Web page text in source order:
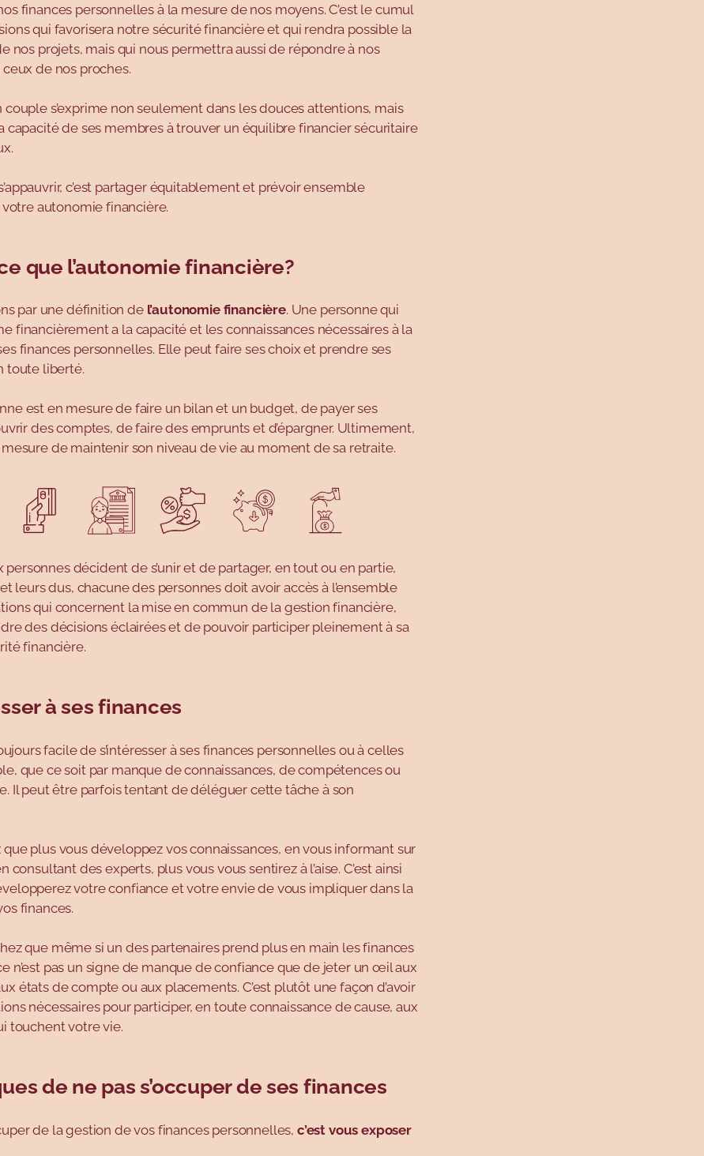
finances personnelles à la mesure de nos moyens. C’est le cumul
qui favorisera notre sécurité financière et qui rendra possible la
nos projets, mais qui nous permettra aussi de répondre à nos
de nos proches.
couple s’exprime non seulement dans les douces attentions, mais
capacité de ses membres à trouver un équilibre financier sécuritaire
c’est partager équitablement et prévoir ensemble
votre autonomie financière.
que l’autonomie financière?
par une définition de l’autonomie financière. Une personne qui
financièrement a la capacité et les connaissances nécessaires à la
finances personnelles. Elle peut faire ses choix et prendre ses
toute liberté.
est en mesure de faire un bilan et un budget, de payer ses
des comptes, de faire des emprunts et d’épargner. Ultimement,
de maintenir son niveau de vie au moment de sa retraite.
personnes décident de s’unir et de partager, en tout ou en partie,
leurs dus, chacune des personnes doit avoir accès à l’ensemble
qui concernent la mise en commun de la gestion financière,
des décisions éclairées et de pouvoir participer pleinement à sa
financière.
à ses finances
facile de s’intéresser à ses finances personnelles ou à celles
que ce soit par manque de connaissances, de compétences ou
Il peut être parfois tentant de déléguer cette tâche à son
que plus vous développez vos connaissances, en vous informant sur
consultant des experts, plus vous vous sentirez à l’aise. C’est ainsi
votre confiance et votre envie de vous impliquer dans la
finances.
que même si un des partenaires prend plus en main les finances
n’est pas un signe de manque de confiance que de jeter un œil aux
états de compte ou aux placements. C’est plutôt une façon d’avoir
nécessaires pour participer, en toute connaissance de cause, aux
touchent votre vie.
de ne pas s’occuper de ses finances
de la gestion de vos finances personnelles, c’est vous exposer